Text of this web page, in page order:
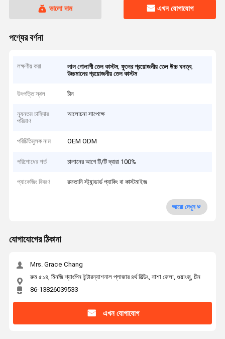
ভালো দাম এখন যোগাযোগ
পণ্যের বর্ণনা
লক্ষণীয় করা লাল গোলাপী তেল কাস্টম,ফুলের প্রয়োজনীয় তেল উচ্চ ঘনত্ব,
উচ্চমানের প্রয়োজনীয় তেল কাস্টম
উৎপত্তি স্থল চীন
ন্যূনতম চাহিদার
পরিমাণ
আলোচনা সাপেক্ষে
পরিচিতিমুলক নাম OEM ODM
পরিশোধের শর্ত চালানের আগে টি/টি দ্বারা 100%
প্যাকেজিং বিবরণ রফতানি স্ট্যান্ডার্ড প্যাকিং বা কাস্টমাইজ
আরো দেখুন
যোগাযোগের ঠিকানা
Mrs. Grace Chang
রুম ৫১৪, মিনজি শ্যাংপিন ইন্টারন্যাশনাল প্লাজার ৪র্থ বিল্ডিং, নাশা জেলা, গুয়াংজু, চীন
86-13826039533
এখন যোগাযোগ